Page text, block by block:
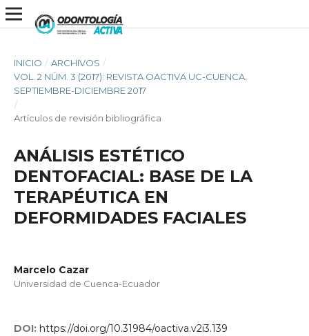
INICIO / ARCHIVOS /
VOL. 2 NÚM. 3 (2017): REVISTA OACTIVA UC-CUENCA.
SEPTIEMBRE-DICIEMBRE 2017
/
Artículos de revisión bibliográfica
ANÁLISIS ESTÉTICO
DENTOFACIAL: BASE DE LA
TERAPÉUTICA EN
DEFORMIDADES FACIALES
Marcelo Cazar
Universidad de Cuenca-Ecuador
DOI: https://doi.org/10.31984/oactiva.v2i3.139